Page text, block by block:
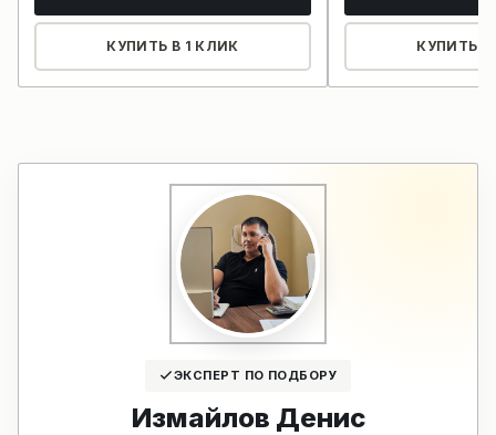
КУПИТЬ В 1 КЛИК КУПИТЬ В
ЭКСПЕРТ ПО ПОДБОРУ
Измайлов Денис